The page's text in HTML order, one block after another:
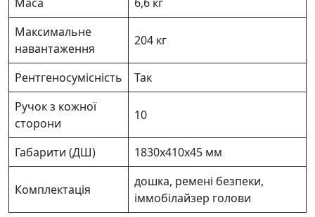
Максимальне
навантаження
204 кг
Рентгеносумісність
Так
Ручок з кожної
сторони
10
Габарити (ДШ) 1830х410х45 мм
Комплектація
дошка, ремені безпеки,
іммобілайзер голови